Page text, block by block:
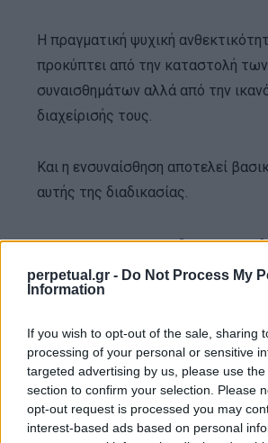
perpetual.gr - Do Not Process My
Information
If you wish to opt-out of the sale, sharing
processing of your personal or sensitive
targeted advertising by us, please use
section to confirm your selection. Please
opt-out request is processed you may
interest-based ads based on personal
Η πραγματική ψυχική
προκύπτει από την καταστολή των
συναισθημάτων αλλά από την
διαχείρισής τους.
Και η ενσυναίσθηση αποτελεί
αυτής της διαδικασίας.
Τρεις
εφαρμογές
1. Ηγεσία: Εμπιστοσύνη,
ανάγνωση της ομάδας
Οι μετα-αναλύσεις συνδέουν τη
νοημοσύνη με τη